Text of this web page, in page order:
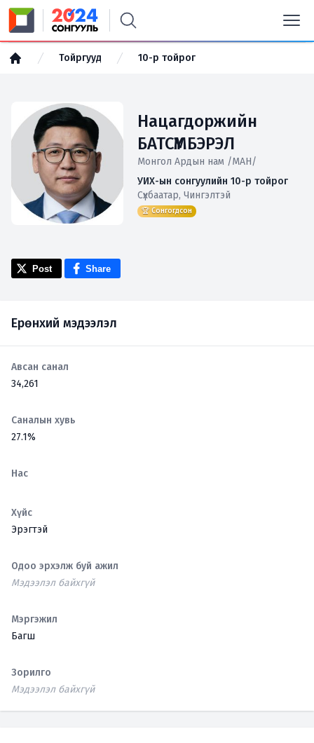
Тойргууд 10-р тойрог
Нацагдоржийн
БАТСҮМБЭРЭЛ
Монгол Ардын нам /МАН/
УИХ-ын сонгуулийн 10-р тойрог
Сүхбаатар, Чингэлтэй
🏆 Сонгогдсон
Post Share
Ерөнхий мэдээлэл
Авсан санал
34,261
Саналын хувь
27.1%
Нас
Хүйс
Эрэгтэй
Одоо эрхэлж буй ажил
Мэдээлэл байхгүй
Мэргэжил
Багш
Зорилго
Мэдээлэл байхгүй